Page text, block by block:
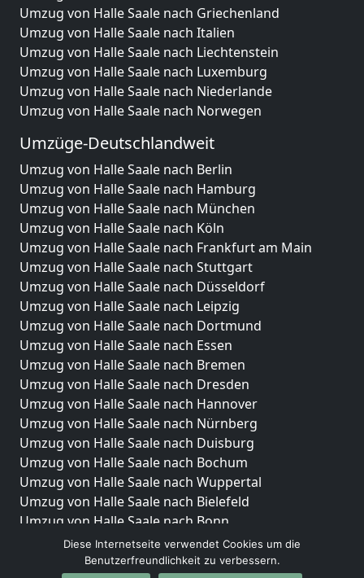
Umzug von Halle Saale nach Griechenland
Umzug von Halle Saale nach Italien
Umzug von Halle Saale nach Liechtenstein
Umzug von Halle Saale nach Luxemburg
Umzug von Halle Saale nach Niederlande
Umzug von Halle Saale nach Norwegen
Umzüge-Deutschlandweit
Umzug von Halle Saale nach Berlin
Umzug von Halle Saale nach Hamburg
Umzug von Halle Saale nach München
Umzug von Halle Saale nach Köln
Umzug von Halle Saale nach Frankfurt am Main
Umzug von Halle Saale nach Stuttgart
Umzug von Halle Saale nach Düsseldorf
Umzug von Halle Saale nach Leipzig
Umzug von Halle Saale nach Dortmund
Umzug von Halle Saale nach Essen
Umzug von Halle Saale nach Bremen
Umzug von Halle Saale nach Dresden
Umzug von Halle Saale nach Hannover
Umzug von Halle Saale nach Nürnberg
Umzug von Halle Saale nach Duisburg
Umzug von Halle Saale nach Bochum
Umzug von Halle Saale nach Wuppertal
Umzug von Halle Saale nach Bielefeld
Umzug von Halle Saale nach Bonn
Umzug von Halle Saale nach Münster
Internationale-Umzüge
Diese Internetseite verwendet Cookies um die
Benutzerfreundlichkeit zu verbessern.